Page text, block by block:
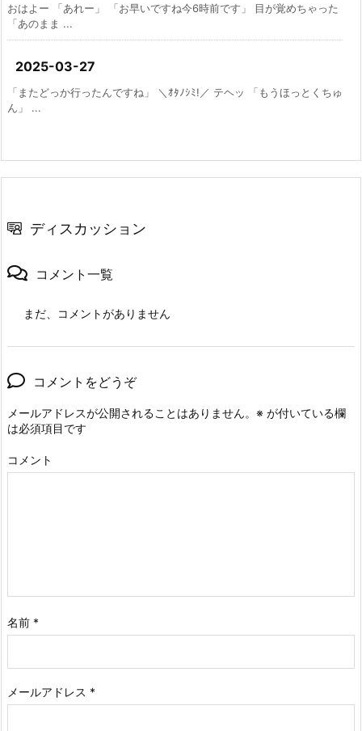
おはよー 「あれー」 「お早いですね今6時前です」 目が覚めちゃった
「あのまま ...
2025-03-27
「またどっか行ったんですね」 ＼ｵﾀﾉｼﾐ!／ テヘッ 「もうほっとくちゅ
ん」 ...
ディスカッション
コメント一覧
まだ、コメントがありません
コメントをどうぞ
メールアドレスが公開されることはありません。 ※ が付いている欄
は必須項目です
コメント
名前 *
メールアドレス *